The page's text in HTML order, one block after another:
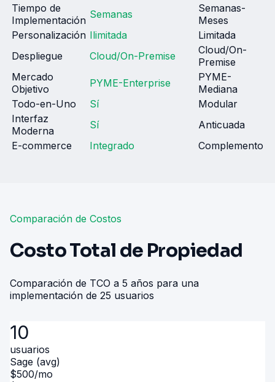
Tiempo de
Implementación Semanas
Semanas-
Meses
Personalización Ilimitada
Limitada
Despliegue
Cloud/On-Premise
Cloud/On-
Premise
Mercado
Objetivo
PYME-Enterprise
PYME-
Mediana
Todo-en-Uno
Sí
Modular
Interfaz
Moderna
Sí
Anticuada
E-commerce
Integrado Complemento
Comparación de Costos
Costo Total de Propiedad
Comparación de TCO a 5 años para una
implementación de 25 usuarios
10
usuarios
Sage (avg)
$500/mo